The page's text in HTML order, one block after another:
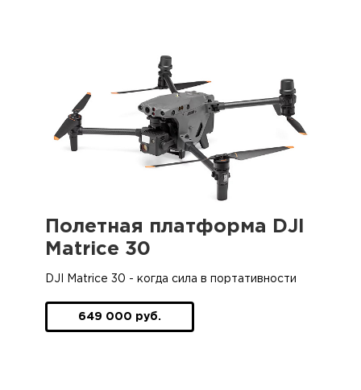
Полетная платформа DJI
Matrice 30
DJI Matrice 30 - когда сила в портативности
649 000 руб.